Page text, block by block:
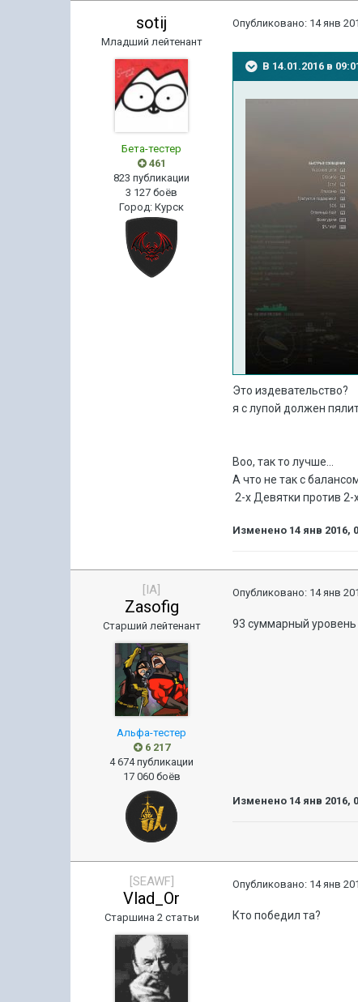
sotij
Младший лейтенант
Бета-тестер
461
823 публикации
3 127 боёв
Город:Курск
Опубликовано: 14 янв
В 14.01.2016 в
Это издевательство?
я с лупой должен
Воо, так то лучше...
А что не так с
2-х Девятки против 2-
Изменено 14 янв 2016,
[IA]
Zasofig
Старший лейтенант
Альфа-тестер
6 217
4 674 публикации
17 060 боёв
Опубликовано: 14 янв
93 суммарный
Изменено 14 янв 2016,
[SEAWF]
Vlad_Or
Старшина 2 статьи
Опубликовано: 14 янв
Кто победил та?